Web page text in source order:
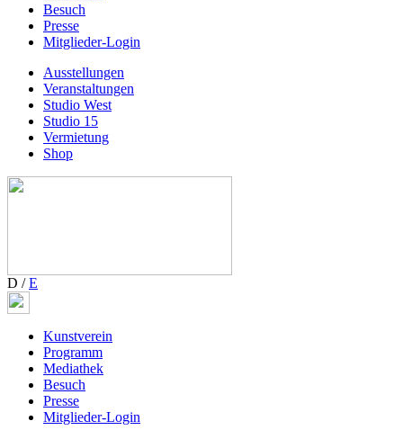
Besuch
Presse
Mitglieder-Login
Ausstellungen
Veranstaltungen
Studio West
Studio 15
Vermietung
Shop
D /E
Kunstverein
Programm
Mediathek
Besuch
Presse
Mitglieder-Login